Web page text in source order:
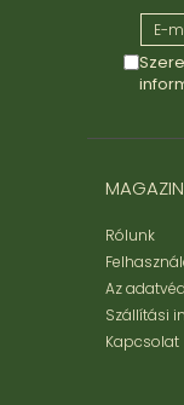
Rólunk
Az
Szállítási
Kapcsolat